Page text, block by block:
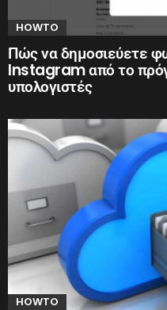
HOWTO
Πώς να δημοσιεύετε
Instagram από το
υπολογιστές
HOWTO